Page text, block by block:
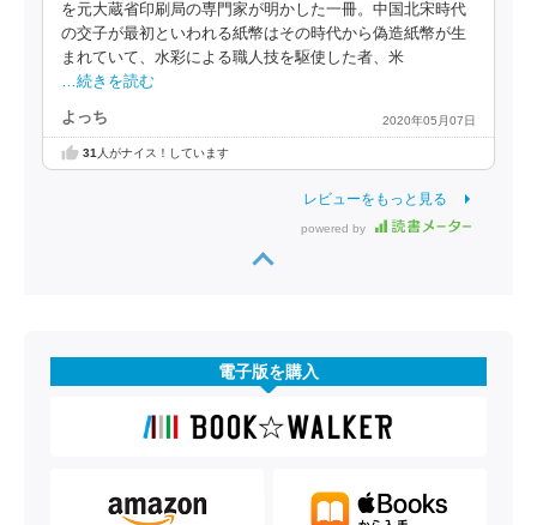
を元大蔵省印刷局の専門家が明かした一冊。中国北宋時代
の交子が最初といわれる紙幣はその時代から偽造紙幣が生
まれていて、水彩による職人技を駆使した者、米
…続きを読む
よっち 2020年05月07日
31 人がナイス！しています
レビューをもっと見る
powered by
電子版を購入